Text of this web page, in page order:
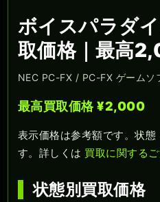
ボイスパラダ
取価格｜最高
NEC PC-FX / PC-FX ゲームソ
最高買取価格 ¥2,000
表示価格は参考額です。状態
す。詳しくは 買取に関する
状態別買取価格